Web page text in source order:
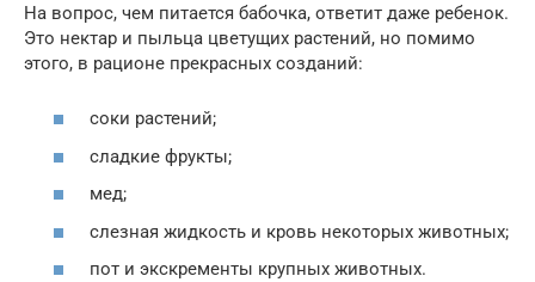
На вопрос, чем питается бабочка, ответит даже ребенок.
Это нектар и пыльца цветущих растений, но помимо
этого, в рационе прекрасных созданий:
соки растений;
сладкие фрукты;
мед;
слезная жидкость и кровь некоторых животных;
пот и экскременты крупных животных.